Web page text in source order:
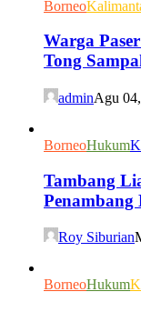
Borneo
Warga
Tong
adminAgu
BorneoHukum
Tambang
Roy Siburian
BorneoHukum